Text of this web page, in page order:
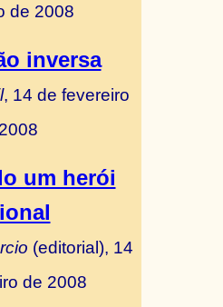
de 2008
inversa
, 14 de fevereiro
um herói
(editorial), 14
de 2008